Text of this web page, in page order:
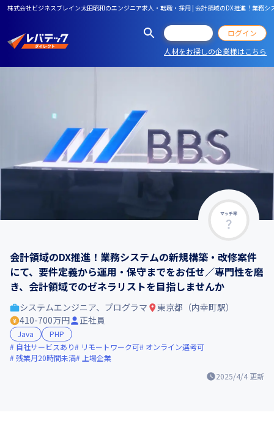
株式会社ビジネスブレイン太田昭和のエンジニア求人・転職・採用 | 会計領域のDX推進！業務
ログイン
人材をお探しの企業様はこちら
マッチ率
会計領域のDX推進！業務システムの新規構築・改修案件
にて、要件定義から運用・保守までをお任せ／専門性を磨
き、会計領域でのゼネラリストを目指しませんか
2025/4/4 更新
システムエンジニア、プログラマ
東京都（内幸町駅）
410-700万円
正社員
Java
PHP
自社サービスあり
リモートワーク可
オンライン選考可
残業月20時間未満
上場企業